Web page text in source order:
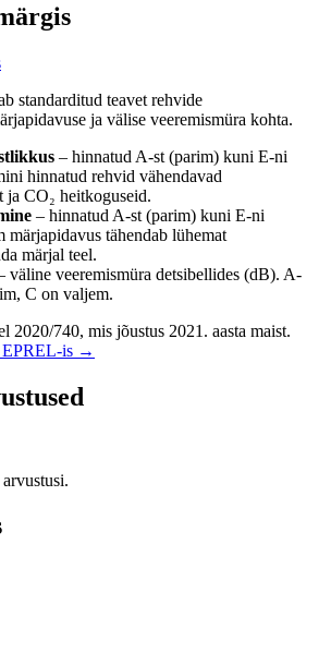
standarditud teavet rehvide
ja välise veeremismüra kohta.
– hinnatud A-st (parim) kuni E-ni
hinnatud rehvid vähendavad
ja CO₂ heitkoguseid.
– hinnatud A-st (parim) kuni E-ni
märjapidavus tähendab lühemat
märjal teel.
väline veeremismüra detsibellides (dB). A-
C on valjem.
2020/740, mis jõustus 2021. aasta maist.
EPREL-is →